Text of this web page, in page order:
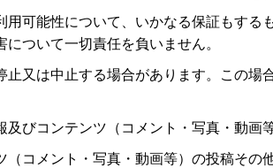
用可能性について、いかなる保証もす
ついて一切責任を負いません。
又は中止する場合があります。この
びコンテンツ（コメント・写真・動
コメント・写真・動画等）の投稿そ